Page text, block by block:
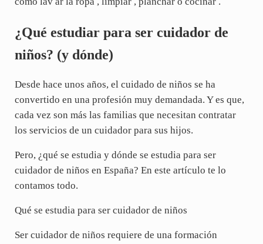
¿Qué estudiar para ser cuidador de
niños? (y dónde)
Desde hace unos años, el cuidado de niños se ha
convertido en una profesión muy demandada. Y es que,
cada vez son más las familias que necesitan contratar
los servicios de un cuidador para sus hijos.
Pero, ¿qué se estudia y dónde se estudia para ser
cuidador de niños en España? En este artículo te lo
contamos todo.
Qué se estudia para ser cuidador de niños
Ser cuidador de niños requiere de una formación